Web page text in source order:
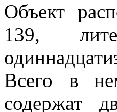
Объект
139,
Всего в
содержат